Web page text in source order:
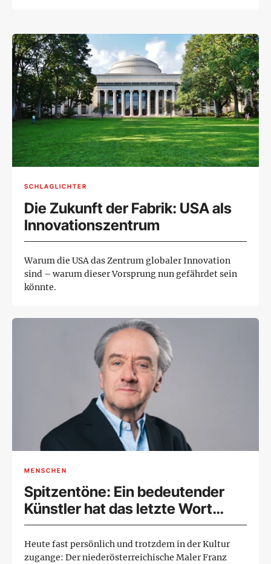
SCHLAGLICHTER
Die Zukunft der Fabrik: USA als
Innovationszentrum
Warum die USA das Zentrum globaler Innovation
sind – warum dieser Vorsprung nun gefährdet sein
könnte.
MENSCHEN
Spitzentöne: Ein bedeutender
Künstler hat das letzte Wort
behalten
Heute fast persönlich und trotzdem in der Kultur
zugange: Der niederösterreichische Maler Franz